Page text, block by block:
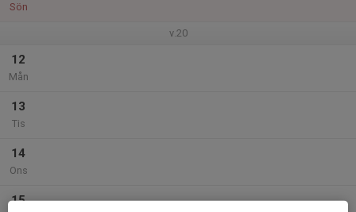
Sön
v.20
12
Mån
13
Tis
14
Ons
15